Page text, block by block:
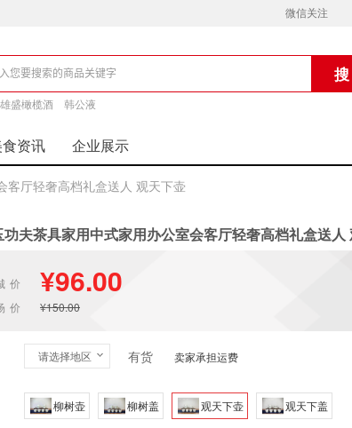
微信关注
雄盛橄榄酒 韩公液
资讯 企业展示
客厅轻奢高档礼盒送人 观天下壶
功夫茶具家用中式家用办公室会客厅轻奢高档礼盒送人
价 ¥96.00
价 ¥150.00
请选择地区 有货 卖家承担运费
柳树壶 柳树盖 观天下壶 观天下盖